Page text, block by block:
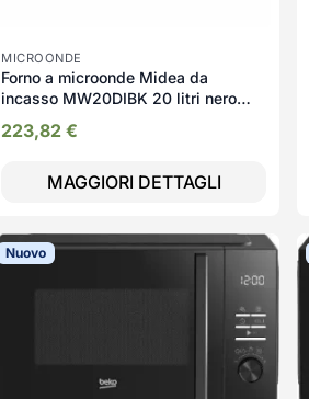
MICROONDE
Forno a microonde Midea da
incasso MW20DIBK 20 litri nero
223,82 €
MAGGIORI DETTAGLI
Nuovo